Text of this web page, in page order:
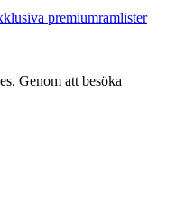
premiumramlister
Genom att besöka